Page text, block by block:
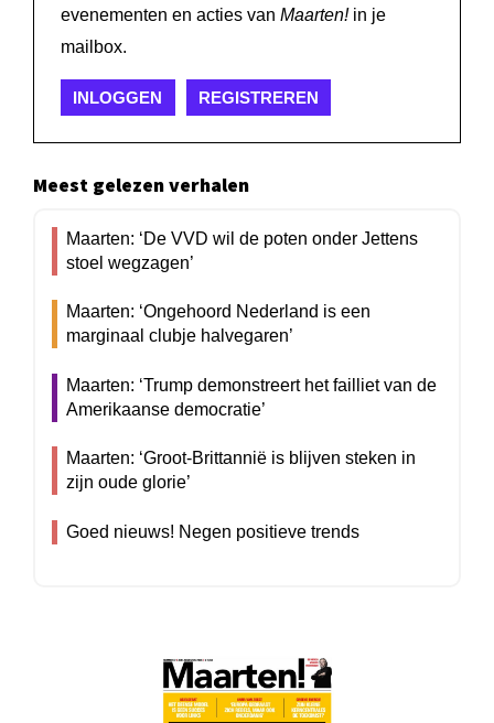
evenementen en acties van Maarten!in je
mailbox.
INLOGGEN REGISTREREN
Meest gelezen verhalen
Maarten: ‘De VVD wil de poten onder Jettens
stoel wegzagen’
Maarten: ‘Ongehoord Nederland is een
marginaal clubje halvegaren’
Maarten: ‘Trump demonstreert het failliet van de
Amerikaanse democratie’
Maarten: ‘Groot-Brittannië is blijven steken in
zijn oude glorie’
Goed nieuws! Negen positieve trends